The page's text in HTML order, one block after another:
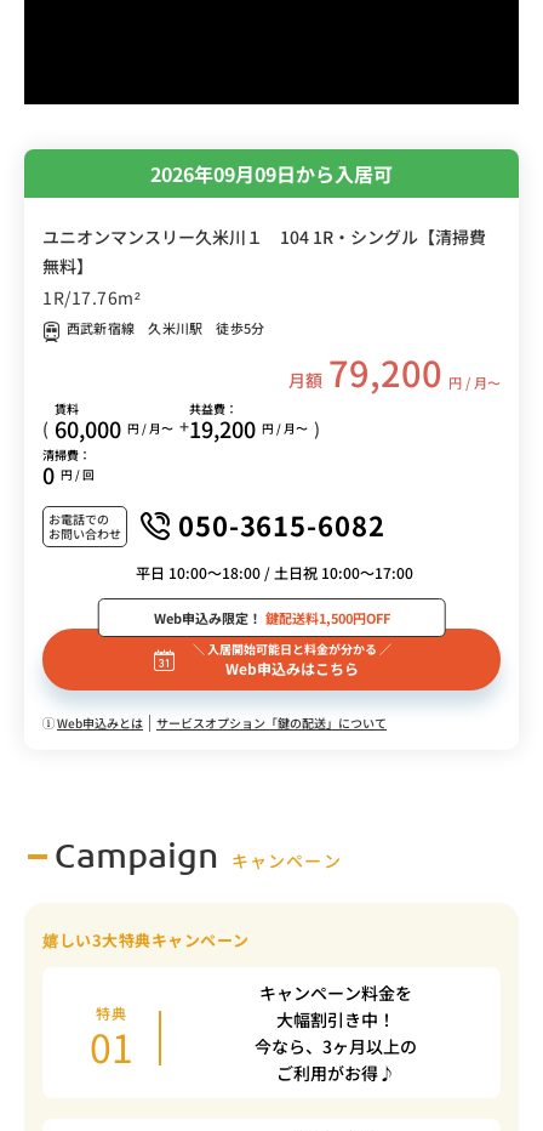
2026年09月09日から入居可
ユニオンマンスリー久米川１ 104 1R・シングル【清掃費
無料】
1R/17.76m²
西武新宿線 久米川駅 徒歩5分
月額 79,200 円 / 月〜
(
賃料
60,000 円 / 月〜 +
共益費：
19,200 円 / 月〜 )
清掃費：
0 円 / 回
お電話での
お問い合わせ
050-3615-6082
平日 10:00～18:00 / 土日祝 10:00～17:00
＼ 入居開始可能日と料金が分かる ／
Web申込みはこちら
Web申込み限定！ 鍵配送料1,500円OFF
Web申込みとは サービスオプション「鍵の配送」について
Campaign キャンペーン
嬉しい3大特典キャンペーン
特典
01
キャンペーン料金を
大幅割引き中！
今なら、3ヶ月以上の
ご利用がお得♪